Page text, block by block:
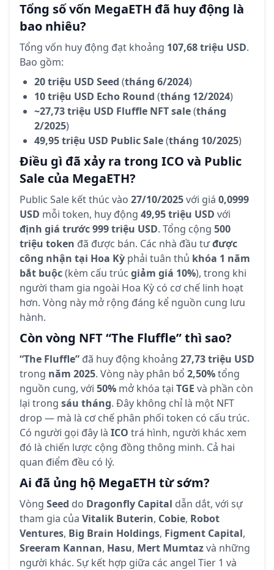
Tổng số vốn MegaETH đã huy động là
bao nhiêu?
Tổng vốn huy động đạt khoảng 107,68 triệu USD.
Bao gồm:
20 triệu USD Seed (tháng 6/2024)
10 triệu USD Echo Round (tháng 12/2024)
~27,73 triệu USD Fluffle NFT sale(tháng
2/2025)
49,95 triệu USD Public Sale(tháng 10/2025)
Điều gì đã xảy ra trong ICO và Public
Sale của MegaETH?
Public Sale kết thúc vào 27/10/2025với giá 0,0999
USD mỗi token, huy động 49,95 triệu USD với
định giá trước 999 triệu USD. Tổng cộng 500
triệu token đã được bán. Các nhà đầu tưđược
công nhận tại Hoa Kỳ phải tuân thủ khóa 1 năm
bắt buộc(kèm cấu trúc giảm giá 10%), trong khi
người tham gia ngoài Hoa Kỳ có cơ chế linh hoạt
hơn. Vòng này mở rộng đáng kể nguồn cung lưu
hành.
Còn vòng NFT “The Fluffle” thì sao?
“The Fluffle” đã huy động khoảng 27,73 triệu USD
trong năm 2025. Vòng này phân bổ 2,50%tổng
nguồn cung, với 50% mở khóa tại TGE và phần còn
lại trong sáu tháng. Đây không chỉ là một NFT
drop — mà là cơ chế phân phối token có cấu trúc.
Có người gọi đây là ICO trá hình, người khác xem
đó là chiến lược cộng đồng thông minh. Cả hai
quan điểm đều có lý.
Ai đã ủng hộ MegaETH từ sớm?
Vòng Seed do Dragonfly Capital dẫn dắt, với sự
tham gia của Vitalik Buterin, Cobie, Robot
Ventures, Big Brain Holdings, Figment Capital,
Sreeram Kannan, Hasu, Mert Mumtazvà những
người khác. Sự kết hợp giữa các angel Tier 1 và